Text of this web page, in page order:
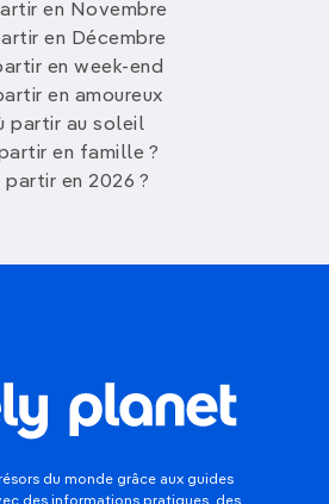
en Novembre
en Décembre
en week-end
en amoureux
partir au soleil
en famille ?
partir en 2026 ?
du monde grâce aux guides